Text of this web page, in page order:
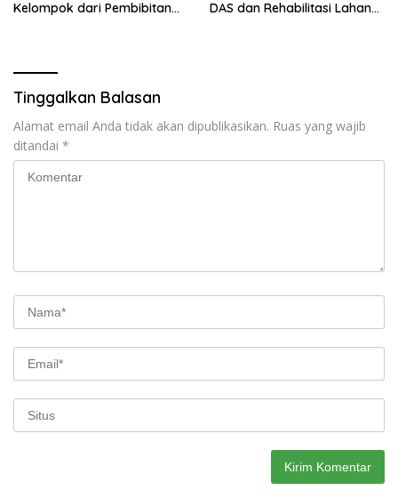
Kelompok dari Pembibitan
DAS dan Rehabilitasi Lahan
Tinggalkan Balasan
Alamat email Anda tidak akan dipublikasikan. Ruas yang wajib
ditandai *